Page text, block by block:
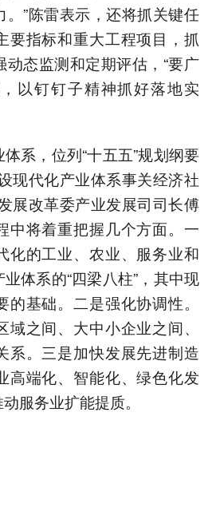
”陈雷表示，还将抓关键任
要指标和重大工程项目，抓
态监测和定期评估，“要广
以钉钉子精神抓好落地实
，位列“十五五”规划纲要
现代化产业体系事关经济社
展改革委产业发展司司长傅
中将着重把握几个方面。一
化的工业、农业、服务业和
体系的“四梁八柱”，其中现
基础。二是强化协调性。
之间、大中小企业之间、
系。三是加快发展先进制造
高端化、智能化、绿色化发
服务业扩能提质。